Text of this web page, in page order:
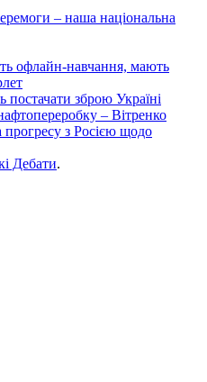
– наша національна
офлайн-навчання, мають
зброю Україні
– Вітренко
прогресу з Росією щодо
Дебати.